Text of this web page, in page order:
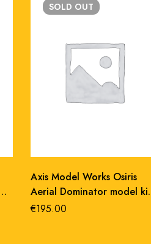
SOLD OUT
Axis Model Works Osiris
Aerial Dominator model
1/100 abs/pvc
€195.00